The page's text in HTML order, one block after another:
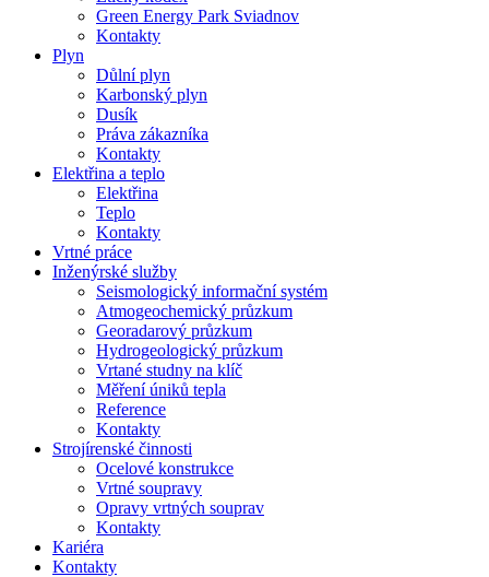
Green Energy Park Sviadnov
Kontakty
Plyn
Důlní plyn
Karbonský plyn
Dusík
Práva zákazníka
Kontakty
Elektřina a teplo
Elektřina
Teplo
Kontakty
Vrtné práce
Inženýrské služby
Seismologický informační systém
Atmogeochemický průzkum
Georadarový průzkum
Hydrogeologický průzkum
Vrtané studny na klíč
Měření úniků tepla
Reference
Kontakty
Strojírenské činnosti
Ocelové konstrukce
Vrtné soupravy
Opravy vrtných souprav
Kontakty
Kariéra
Kontakty